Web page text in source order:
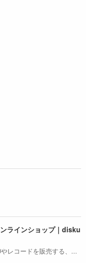
ラインショップ｜disku
レコードを販売する、...